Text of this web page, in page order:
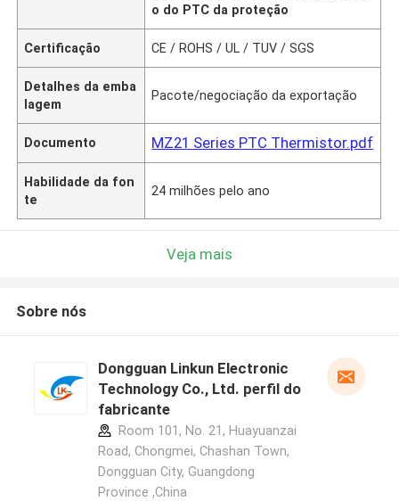
o do PTC da proteção
Certificação CE / ROHS / UL / TUV / SGS
Detalhes da emba
lagem
Pacote/negociação da exportação
Documento MZ21 Series PTC Thermistor.pdf
Habilidade da fon
te
24 milhões pelo ano
Veja mais
Sobre nós
Dongguan Linkun Electronic
Technology Co., Ltd. perfil do
fabricante
Room 101, No. 21, Huayuanzai
Road, Chongmei, Chashan Town,
Dongguan City, Guangdong
Province ,China